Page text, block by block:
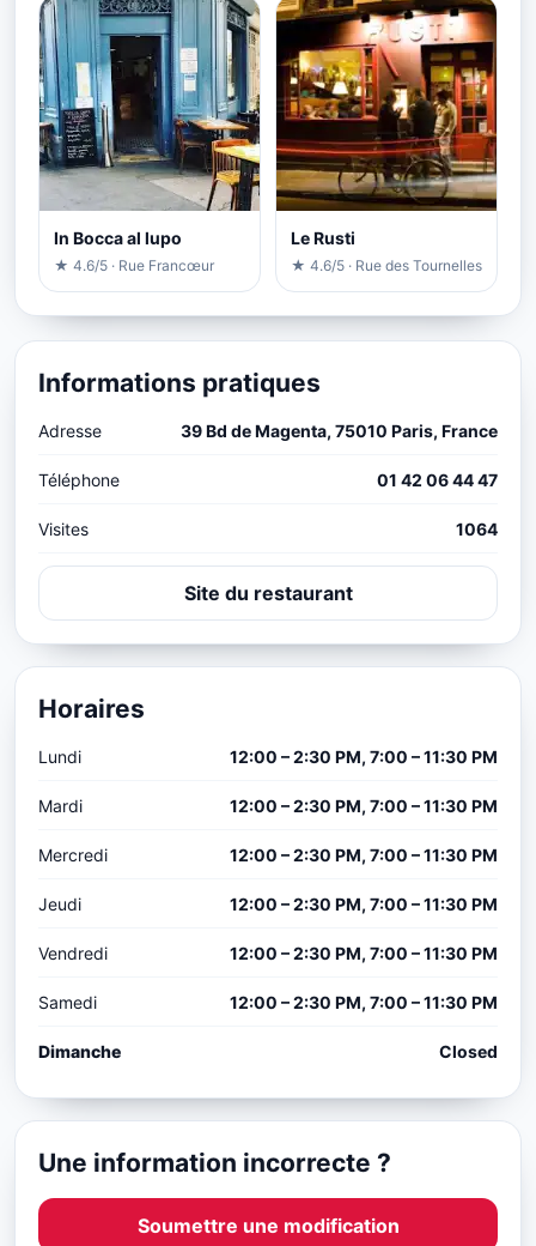
In Bocca al lupo
★ 4.6/5 · Rue Francœur
Le Rusti
★ 4.6/5 · Rue des Tournelles
Informations pratiques
Adresse 39 Bd de Magenta, 75010 Paris, France
Téléphone 01 42 06 44 47
Visites 1064
Site du restaurant
Horaires
Lundi 12:00 – 2:30 PM, 7:00 – 11:30 PM
Mardi 12:00 – 2:30 PM, 7:00 – 11:30 PM
Mercredi 12:00 – 2:30 PM, 7:00 – 11:30 PM
Jeudi 12:00 – 2:30 PM, 7:00 – 11:30 PM
Vendredi 12:00 – 2:30 PM, 7:00 – 11:30 PM
Samedi 12:00 – 2:30 PM, 7:00 – 11:30 PM
Dimanche Closed
Une information incorrecte ?
Soumettre une modification